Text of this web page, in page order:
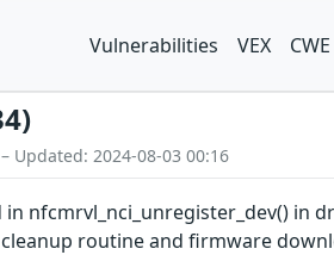
Vulnerabilities VEX CWE
Updated: 2024-08-03 00:16
in nfcmrvl_nci_unregister_dev()
routine and firmware